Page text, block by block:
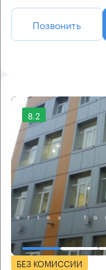
Позвонить
8.2
БЕЗ КОМИССИИ